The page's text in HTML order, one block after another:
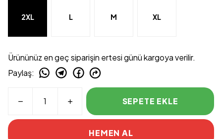
2XL L M XL
Ürününüz en geç siparişin ertesi günü kargoya verilir.
Paylaş:
SEPETE EKLE
HEMEN AL